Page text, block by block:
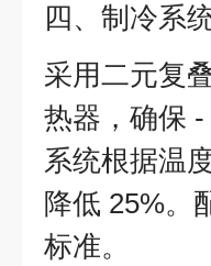
四、制冷系
采用二元复
热器，确保
系统根据温
降低 25%。
标准。